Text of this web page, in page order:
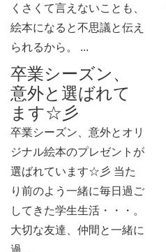
くさくて言えないことも、
絵本になると不思議と伝え
られるから。 ...
卒業シーズン、
意外と選ばれて
ます☆彡
卒業シーズン、意外とオリ
ジナル絵本のプレゼントが
選ばれています☆彡 当た
り前のよう一緒に毎日過ご
してきた学生生活・・・。
大切な友達、仲間と一緒に
過...